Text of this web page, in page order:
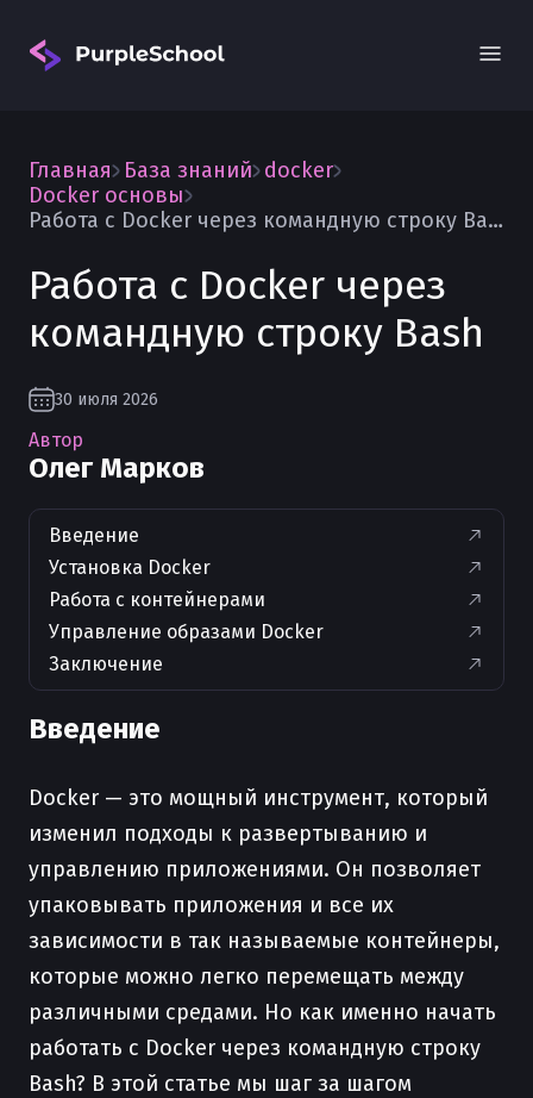
Вход
Главная База знаний docker
Docker основы
Работа с Docker через командную строку Bash
Работа с Docker через
командную строку Bash
30 июля 2026
Автор
Олег Марков
Введение
Установка Docker
Работа с контейнерами
Управление образами Docker
Заключение
Введение
Docker — это мощный инструмент, который
изменил подходы к развертыванию и
управлению приложениями. Он позволяет
упаковывать приложения и все их
зависимости в так называемые контейнеры,
которые можно легко перемещать между
различными средами. Но как именно начать
работать с Docker через командную строку
Bash? В этой статье мы шаг за шагом